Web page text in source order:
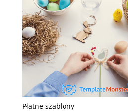
Płatne szablony